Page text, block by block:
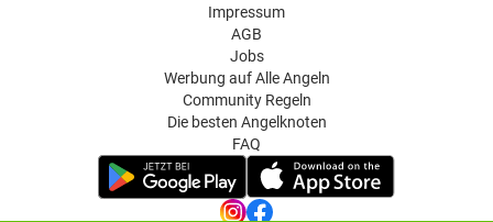
Impressum
AGB
Jobs
Werbung auf Alle Angeln
Community Regeln
Die besten Angelknoten
FAQ